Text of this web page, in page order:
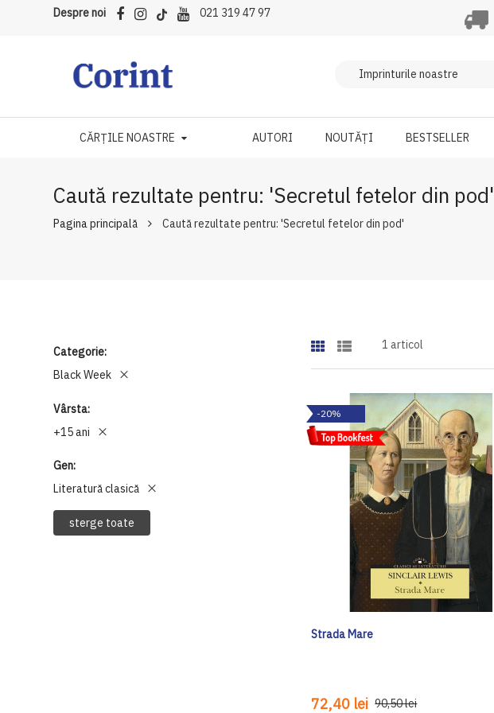
Despre noi 021 319 47 97
CĂRȚILE NOASTRE AUTORI NOUTĂȚI BESTSELLER
Caută rezultate pentru: 'Secretul fetelor din pod'
Pagina principală Caută rezultate pentru: 'Secretul fetelor din pod'
1 articol
-20%
Strada Mare
72,40 lei 90,50 lei
Categorie
Black Week
Vârsta
+15 ani
Gen
Literatură clasică
sterge toate